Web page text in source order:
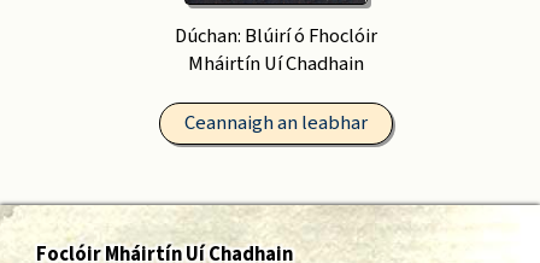
Dúchan: Blúirí ó Fhoclóir
Mháirtín Uí Chadhain
Ceannaigh an leabhar
Foclóir Mháirtín Uí Chadhain